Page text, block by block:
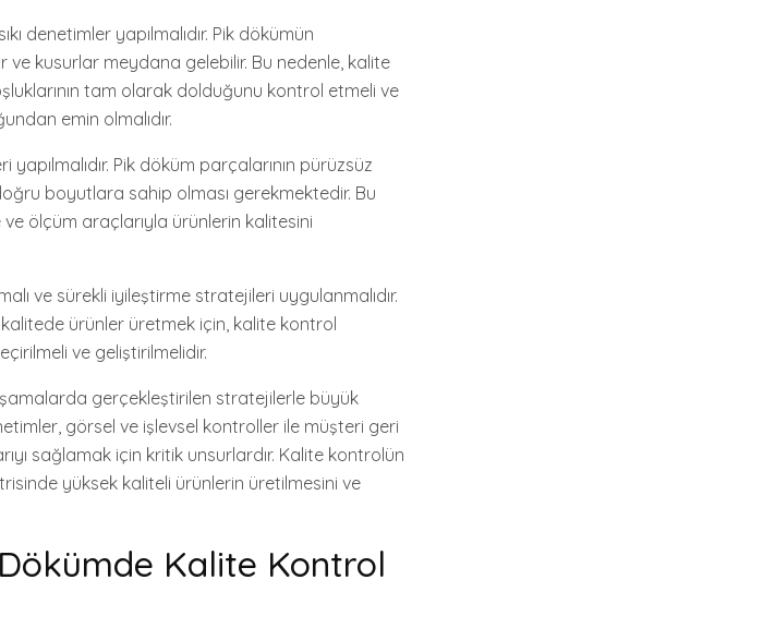
denetimler yapılmalıdır. Pik dökümün
ve kusurlar meydana gelebilir. Bu nedenle, kalite
tam olarak dolduğunu kontrol etmeli ve
emin olmalıdır.
Pik döküm parçalarının pürüzsüz
boyutlara sahip olması gerekmektedir. Bu
ölçüm araçlarıyla ürünlerin kalitesini
ve sürekli iyileştirme stratejileri uygulanmalıdır.
ürünler üretmek için, kalite kontrol
ve geliştirilmelidir.
gerçekleştirilen stratejilerle büyük
görsel ve işlevsel kontroller ile müşteri geri
sağlamak için kritik unsurlardır. Kalite kontrolün
yüksek kaliteli ürünlerin üretilmesini ve
Kalite Kontrol